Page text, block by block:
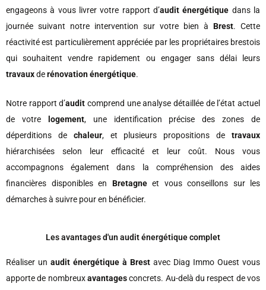
engageons à vous livrer votre rapport d’audit énergétique dans la
journée suivant notre intervention sur votre bien à Brest. Cette
réactivité est particulièrement appréciée par les propriétaires brestois
qui souhaitent vendre rapidement ou engager sans délai leurs
travauxderénovation énergétique.
Notre rapport d’audit comprend une analyse détaillée de l’état actuel
de votre
logement, une identification précise des zones de
déperditions de chaleur, et plusieurs propositions detravaux
hiérarchisées selon leur efficacité et leur coût. Nous vous
accompagnons également dans la compréhension des aides
financières disponibles en Bretagneet vous conseillons sur les
démarches à suivre pour en bénéficier.
Les avantages d'un audit énergétique complet
Réaliser un audit énergétique à Brest avec Diag Immo Ouest vous
apporte de nombreuxavantagesconcrets. Au-delà du respect de vos